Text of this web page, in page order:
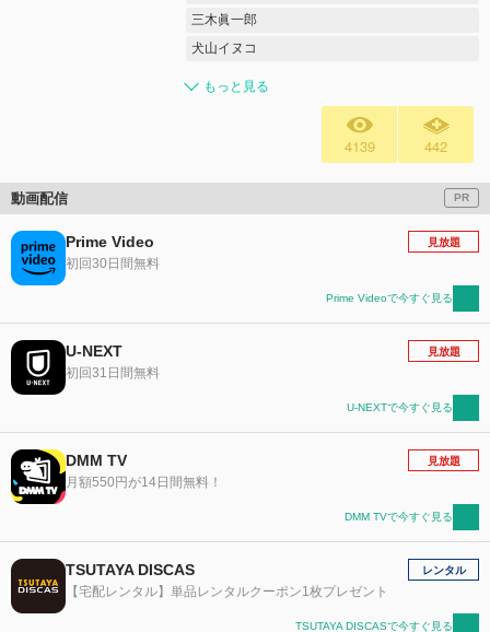
三木眞一郎
犬山イヌコ
もっと見る
4139 442
動画配信 PR
Prime Video
初回30日間無料
見放題
Prime Videoで今すぐ見る
U-NEXT
初回31日間無料
見放題
U-NEXTで今すぐ見る
DMM TV
月額550円が14日間無料！
見放題
DMM TVで今すぐ見る
TSUTAYA DISCAS
【宅配レンタル】単品レンタルクーポン1枚プレゼント
レンタル
TSUTAYA DISCASで今すぐ見る